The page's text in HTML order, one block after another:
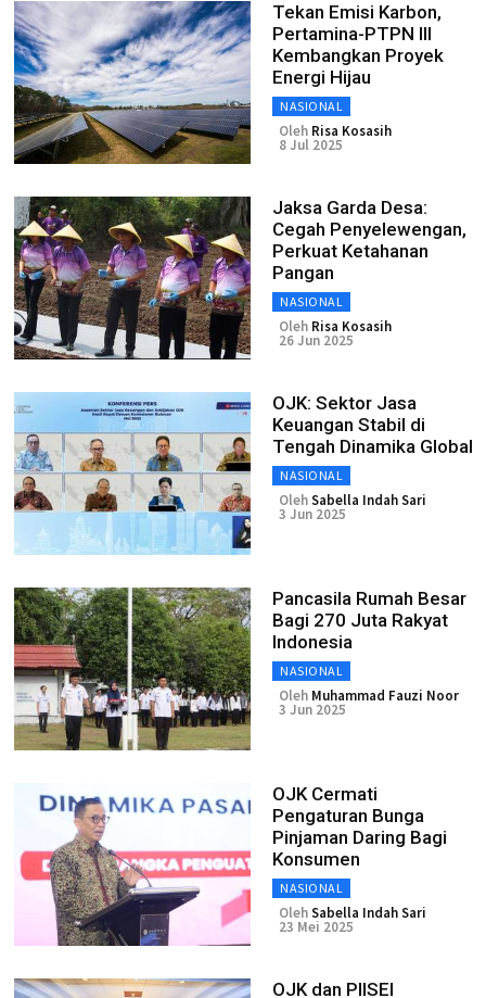
Tekan Emisi Karbon,
Pertamina-PTPN III
Kembangkan Proyek
Energi Hijau
NASIONAL
Oleh Risa Kosasih
8 Jul 2025
Jaksa Garda Desa:
Cegah Penyelewengan,
Perkuat Ketahanan
Pangan
NASIONAL
Oleh Risa Kosasih
26 Jun 2025
OJK: Sektor Jasa
Keuangan Stabil di
Tengah Dinamika Global
NASIONAL
OlehSabella Indah Sari
3 Jun 2025
Pancasila Rumah Besar
Bagi 270 Juta Rakyat
Indonesia
NASIONAL
Oleh Muhammad Fauzi Noor
3 Jun 2025
OJK Cermati
Pengaturan Bunga
Pinjaman Daring Bagi
Konsumen
NASIONAL
OlehSabella Indah Sari
23 Mei 2025
OJK dan PIISEI